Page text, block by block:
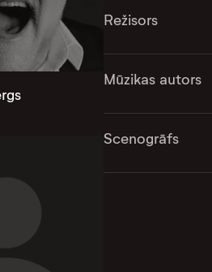
Režisors
Mūzikas autors
Scenogrāfs